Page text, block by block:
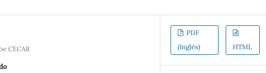
CECAR
PDF
(Inglés)
HTML